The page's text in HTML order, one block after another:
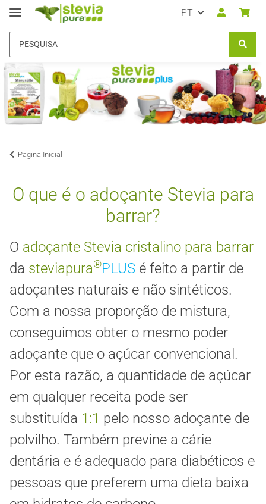
PT
Pagina Inicial
O que é o adoçante Stevia para
barrar?
O adoçante Stevia cristalino para barrar
da steviapura®PLUS é feito a partir de
adoçantes naturais e não sintéticos.
Com a nossa proporção de mistura,
conseguimos obter o mesmo poder
adoçante que o açúcar convencional.
Por esta razão, a quantidade de açúcar
em qualquer receita pode ser
substituída 1:1 pelo nosso adoçante de
polvilho. Também previne a cárie
dentária e é adequado para diabéticos e
pessoas que preferem uma dieta baixa